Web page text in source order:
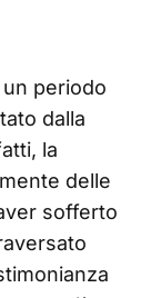
un periodo
dalla
la
delle
sofferto